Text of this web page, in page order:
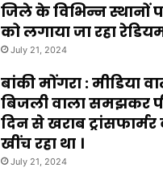
जिले के विभिन्न स्थानों
को लगाया जा रहा
July 21, 2024
बांकी मोंगरा : मीडिया
बिजली वाला समझकर
दिन से खराब ट्रांसफार्मर
खींच रहा था ।
July 21, 2024